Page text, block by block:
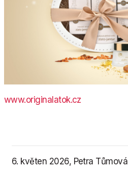
www.originalatok.cz
6. květen 2026, Petra Tůmová